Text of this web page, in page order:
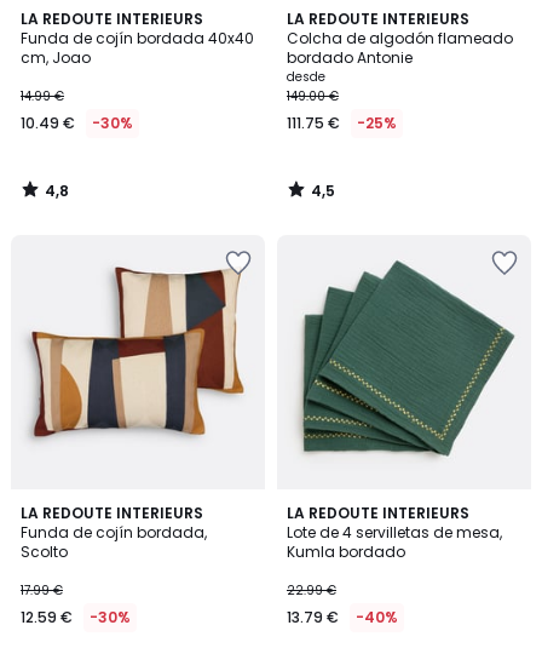
LA REDOUTE INTERIEURS
Funda de cojín bordada 40x40
cm, Joao
14.99 €
10.49 € -30%
4,8
/ 5
4,8
/
LA REDOUTE INTERIEURS
Colcha de algodón flameado
bordado Antonie
desde
149.00 €
111.75 € -25%
4,5
/ 5
4,5
/
LA REDOUTE INTERIEURS
Funda de cojín bordada,
Scolto
17.99 €
12.59 € -30%
4,4
/ 5
LA REDOUTE INTERIEURS
Lote de 4 servilletas de mesa,
Kumla bordado
22.99 €
13.79 € -40%
4,7
/ 5